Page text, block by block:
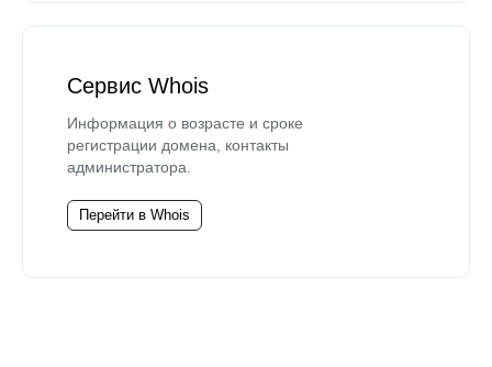
Сервис Whois
Информация о возрасте и сроке
регистрации домена, контакты
администратора.
Перейти в Whois